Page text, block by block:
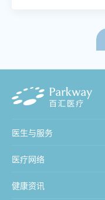
医生与服务
医疗网络
健康资讯